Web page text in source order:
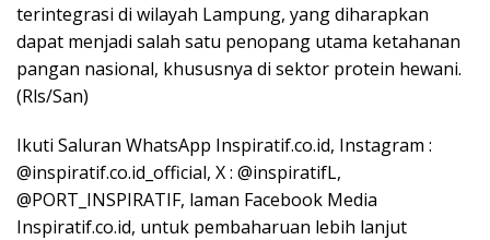
terintegrasi di wilayah Lampung, yang diharapkan
dapat menjadi salah satu penopang utama ketahanan
pangan nasional, khususnya di sektor protein hewani.
(Rls/San)
Ikuti Saluran WhatsApp Inspiratif.co.id, Instagram :
@inspiratif.co.id_official, X : @inspiratifL,
@PORT_INSPIRATIF, laman Facebook Media
Inspiratif.co.id, untuk pembaharuan lebih lanjut